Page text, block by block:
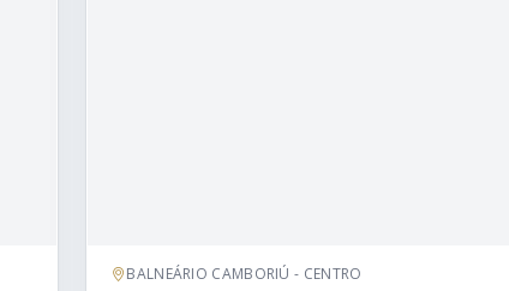
BALNEÁRIO CAMBORIÚ - CENTRO